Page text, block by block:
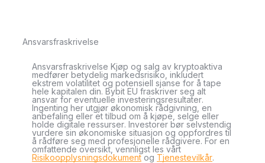
Ansvarsfraskrivelse
Ansvarsfraskrivelse Kjøp og salg av kryptoaktiva
medfører betydelig markedsrisiko, inkludert
ekstrem volatilitet og potensiell sjanse for å tape
hele kapitalen din. Bybit EU fraskriver seg alt
ansvar for eventuelle investeringsresultater.
Ingenting her utgjør økonomisk rådgivning, en
anbefaling eller et tilbud om å kjøpe, selge eller
holde digitale ressurser. Investorer bør selvstendig
vurdere sin økonomiske situasjon og oppfordres til
å rådføre seg med profesjonelle rådgivere. For en
omfattende oversikt, vennligst les vårt
Risikoopplysningsdokumentog Tjenestevilkår.